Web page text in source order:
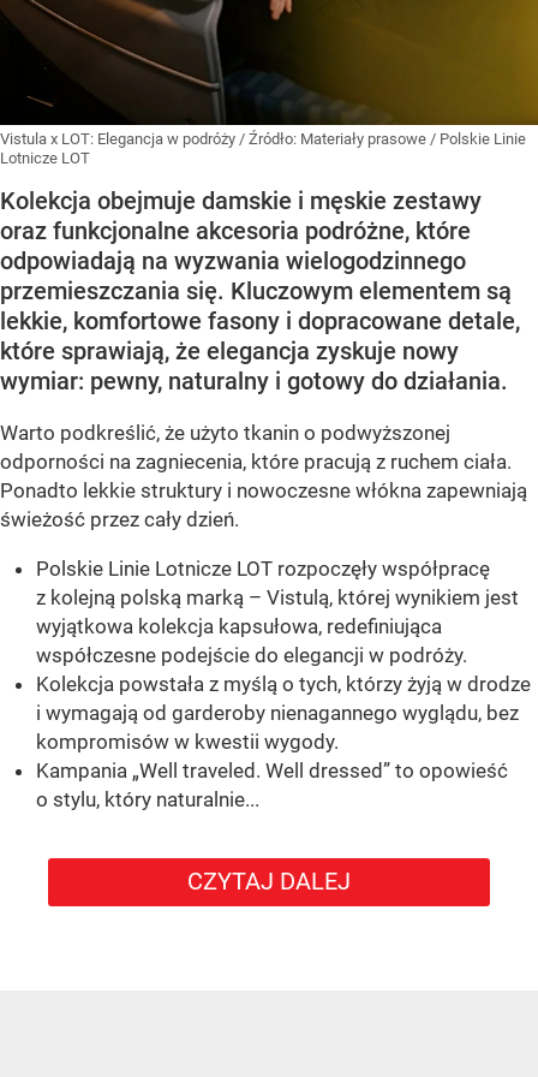
Vistula x LOT: Elegancja w podróży / Źródło: Materiały prasowe / Polskie Linie
Lotnicze LOT
Kolekcja obejmuje damskie i męskie zestawy
oraz funkcjonalne akcesoria podróżne, które
odpowiadają na wyzwania wielogodzinnego
przemieszczania się. Kluczowym elementem są
lekkie, komfortowe fasony i dopracowane detale,
które sprawiają, że elegancja zyskuje nowy
wymiar: pewny, naturalny i gotowy do działania.
Warto podkreślić, że użyto tkanin o podwyższonej
odporności na zagniecenia, które pracują z ruchem ciała.
Ponadto lekkie struktury i nowoczesne włókna zapewniają
świeżość przez cały dzień.
Polskie Linie Lotnicze LOT rozpoczęły współpracę
z kolejną polską marką – Vistulą, której wynikiem jest
wyjątkowa kolekcja kapsułowa, redefiniująca
współczesne podejście do elegancji w podróży.
Kolekcja powstała z myślą o tych, którzy żyją w drodze
i wymagają od garderoby nienagannego wyglądu, bez
kompromisów w kwestii wygody.
Kampania „Well traveled. Well dressed” to opowieść
o stylu, który naturalnie...
CZYTAJ DALEJ